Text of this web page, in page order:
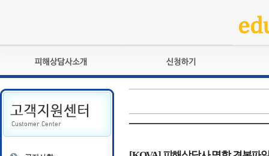
피해상담사란?
자격관리규정
상담사 자격증 확인
- 피해상담사 1급
교육훈련